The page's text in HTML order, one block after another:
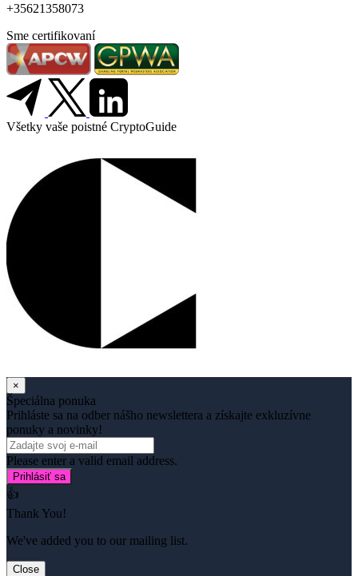
+35621358073
Sme certifikovaní
Všetky vaše poistné CryptoGuide
×
Špeciálna ponuka
Prihláste sa na odber nášho newslettera a získajte exkluzívne
ponuky a novinky!
Please enter a valid email address.
Prihlásiť sa
👍
Thank You!
We've added you to our mailing list.
Close